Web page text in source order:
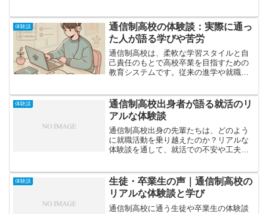
す。
体験談
通信制高校の体験談：実際に通っ
た人が語る学びや苦労
通信制高校は、柔軟な学習スタイルと自
己責任のもとで高校卒業を目指すための
教育システムです。従来の進学や就職に
に通信制高校に通った人々が経験した学
びや苦労は、一般的な高校...
体験談
通信制高校出身者が語る就活のリ
アルな体験談
通信制高校出身の先輩たちは、どのよう
に就職活動を乗り越えたのか？リアルな
体験談を通して、就活での不安や工夫、
体験談
生徒・卒業生の声｜通信制高校の
リアルな体験談と学び
通信制高校に通う生徒や卒業生の体験談